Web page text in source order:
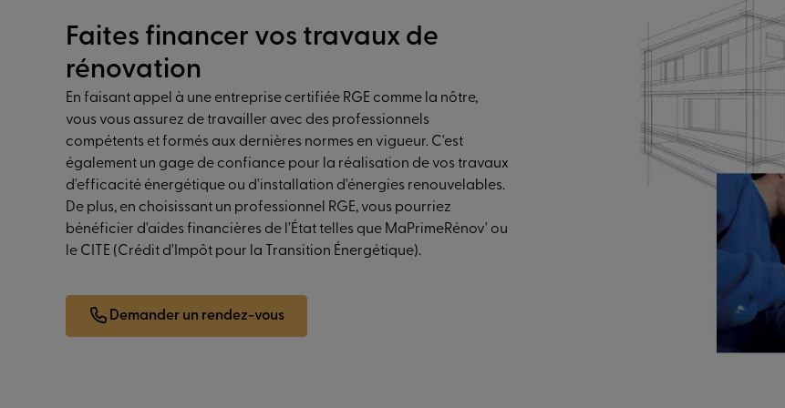
Faites financer vos travaux de
rénovation
En faisant appel à une entreprise certifiée RGE comme la nôtre,
vous vous assurez de travailler avec des professionnels
compétents et formés aux dernières normes en vigueur. C'est
également un gage de confiance pour la réalisation de vos travaux
d'efficacité énergétique ou d'installation d'énergies renouvelables.
De plus, en choisissant un professionnel RGE, vous pourriez
bénéficier d'aides financières de l'État telles que MaPrimeRénov' ou
le CITE (Crédit d'Impôt pour la Transition Énergétique).
Demander un rendez-vous